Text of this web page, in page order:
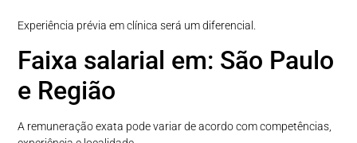
Experiência prévia em clínica será um diferencial.
Faixa salarial em: São Paulo
e Região
A remuneração exata pode variar de acordo com competências,